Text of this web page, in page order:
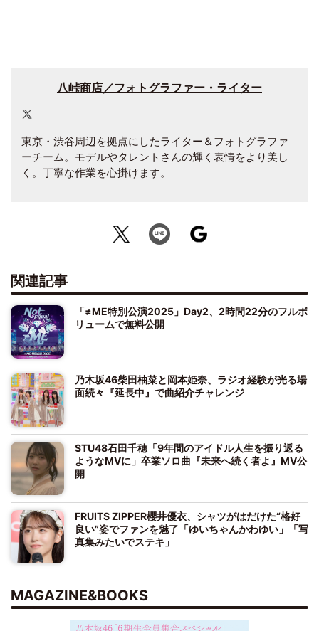
八峠商店／フォトグラファー・ライター
東京・渋谷周辺を拠点にしたライター＆フォトグラファ
ーチーム。モデルやタレントさんの輝く表情をより美し
く。丁寧な作業を心掛けます。
関連記事
「≠ME特別公演2025」Day2、2時間22分のフルボ
リュームで無料公開
乃木坂46柴田柚菜と岡本姫奈、ラジオ経験が光る場
面続々『延長中』で曲紹介チャレンジ
STU48石田千穂「9年間のアイドル人生を振り返る
ようなMVに」卒業ソロ曲『未来へ続く者よ』MV公
開
FRUITS ZIPPER櫻井優衣、シャツがはだけた“格好
良い”姿でファンを魅了「ゆいちゃんかわゆい」「写
真集みたいでステキ」
MAGAZINE&BOOKS